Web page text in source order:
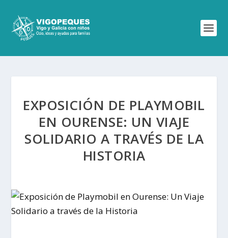
EXPOSICIÓN DE PLAYMOBIL
EN OURENSE: UN VIAJE
SOLIDARIO A TRAVÉS DE LA
HISTORIA